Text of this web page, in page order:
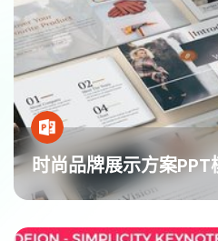
时尚品牌展示方案PPT